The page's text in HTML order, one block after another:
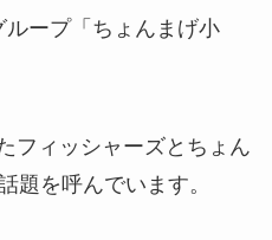
ループ「ちょんまげ小
フィッシャーズとちょん
題を呼んでいます。